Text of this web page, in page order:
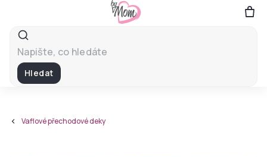
obsah
Hledat
Vaflové přechodové deky